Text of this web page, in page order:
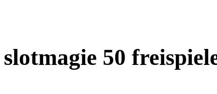
slotmagie 50